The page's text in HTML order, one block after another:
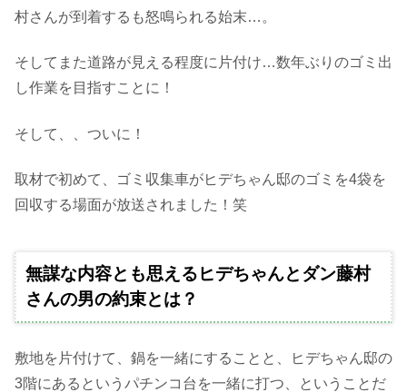
村さんが到着するも怒鳴られる始末…。
そしてまた道路が見える程度に片付け…数年ぶりのゴミ出
し作業を目指すことに！
そして、、ついに！
取材で初めて、ゴミ収集車がヒデちゃん邸のゴミを4袋を
回収する場面が放送されました！笑
無謀な内容とも思えるヒデちゃんとダン藤村
さんの男の約束とは？
敷地を片付けて、鍋を一緒にすることと、ヒデちゃん邸の
3階にあるというパチンコ台を一緒に打つ、ということだ